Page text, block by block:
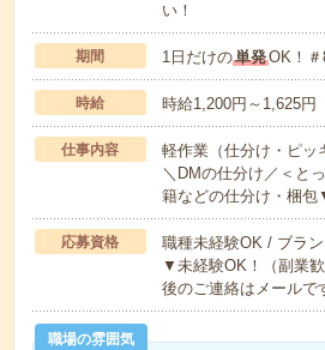
い！
期間 1日だけの単発OK！
時給 時給1,200円～1,625円
仕事内容
軽作業（仕分け・ピッ
＼DMの仕分け／＜と
籍などの仕分け・梱
応募資格
職種未経験OK / ブラ
▼未経験OK！（副業
後のご連絡はメール
職場の雰囲気